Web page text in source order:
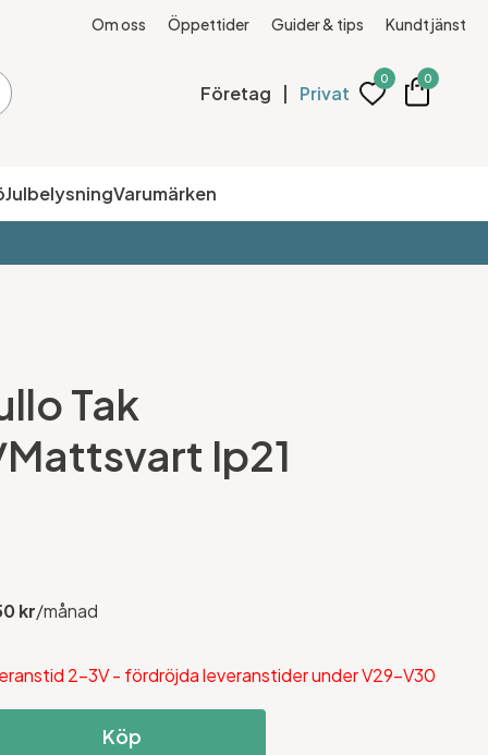
Om oss Öppettider Guider & tips Kundtjänst
Företag | Privat
0 0
JulbelysningVarumärken
Tak
Ip21
kr/månad
2-3V - fördröjda leveranstider under V29-V30
Köp